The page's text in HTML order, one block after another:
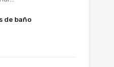
de baño